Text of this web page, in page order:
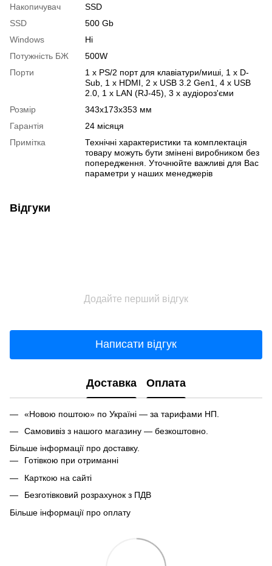
Накопичувач
SSD
SSD
500 Gb
Windows
Ні
Потужність БЖ
500W
Порти
1 x PS/2 порт для клавіатури/миші, 1 x D-
Sub, 1 x HDMI, 2 x USB 3.2 Gen1, 4 x USB
2.0, 1 x LAN (RJ-45), 3 x аудіороз'єми
Розмір
343х173х353 мм
Гарантія
24 місяця
Примітка
Технічні характеристики та комплектація
товару можуть бути змінені виробником без
попередження. Уточнюйте важливі для Вас
параметри у наших менеджерів
Відгуки
Додайте перший відгук
Написати відгук
Доставка Оплата
«Новою поштою» по Україні — за тарифами НП.
Самовивіз з нашого магазину — безкоштовно.
Більше інформації про доставку.
Готівкою при отриманні
Карткою на сайті
Безготівковий розрахунок з ПДВ
Більше інформації про оплату